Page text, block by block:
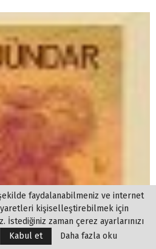
faydalanabilmeniz ve internet
kişiselleştirebilmek için
İstediğiniz zaman çerez ayarlarınızı
Kabul et Daha fazla oku